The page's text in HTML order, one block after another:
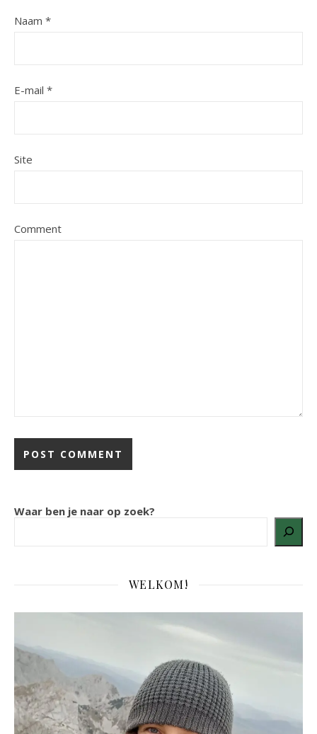
Naam *
E-mail *
Site
Comment
Waar ben je naar op zoek?
WELKOM!